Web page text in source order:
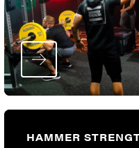
HAMMER